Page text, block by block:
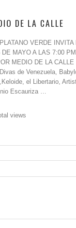
DE LA CALLE
VERDE INVITA
MAYO A LAS 7:00
MEDIO DE LA CALLE
de Venezuela,
el Libertario,
Escauriza …
views